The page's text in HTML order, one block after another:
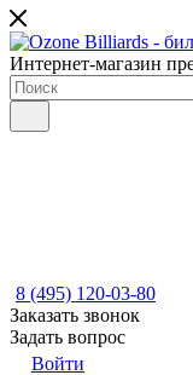
Интернет-магазин
8 (495) 120-03-80
Заказать звонок
Задать вопрос
Войти